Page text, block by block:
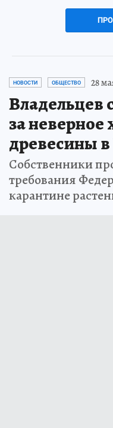
НОВОСТИ ОБЩЕСТВО 28
Владельцев
за неверное
древесины
Собственники
требования
карантине